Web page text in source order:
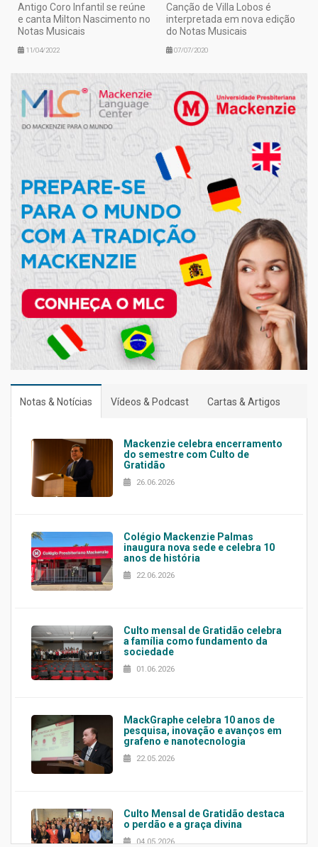
Antigo Coro Infantil se reúne
e canta Milton Nascimento no
Notas Musicais
11/04/2022
Canção de Villa Lobos é
interpretada em nova edição
do Notas Musicais
07/07/2020
Notas & Notícias Vídeos & Podcast Cartas & Artigos
Mackenzie celebra encerramento
do semestre com Culto de
Gratidão
26.06.2026
Colégio Mackenzie Palmas
inaugura nova sede e celebra 10
anos de história
22.06.2026
Culto mensal de Gratidão celebra
a família como fundamento da
sociedade
01.06.2026
MackGraphe celebra 10 anos de
pesquisa, inovação e avanços em
grafeno e nanotecnologia
22.05.2026
Culto Mensal de Gratidão destaca
o perdão e a graça divina
04.05.2026